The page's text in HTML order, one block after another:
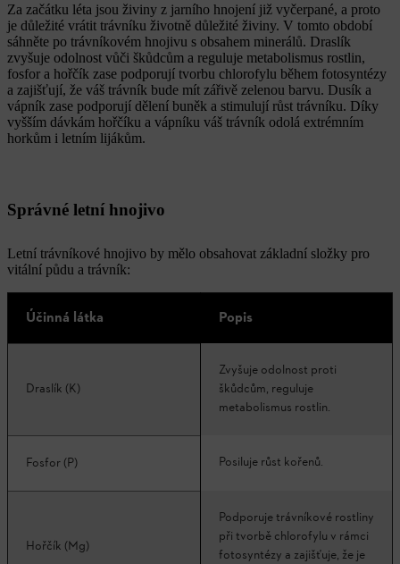
Za začátku léta jsou živiny z jarního hnojení již vyčerpané, a proto
je důležité vrátit trávníku životně důležité živiny. V tomto období
sáhněte po trávníkovém hnojivu s obsahem minerálů. Draslík
zvyšuje odolnost vůči škůdcům a reguluje metabolismus rostlin,
fosfor a hořčík zase podporují tvorbu chlorofylu během fotosyntézy
a zajišťují, že váš trávník bude mít zářivě zelenou barvu. Dusík a
vápník zase podporují dělení buněk a stimulují růst trávníku. Díky
vyšším dávkám hořčíku a vápníku váš trávník odolá extrémním
horkům i letním lijákům.
Správné letní hnojivo
Letní trávníkové hnojivo by mělo obsahovat základní složky pro
vitální půdu a trávník:
Účinná látka Popis
Draslík (K)
Zvyšuje odolnost proti
škůdcům, reguluje
metabolismus rostlin.
Fosfor (P) Posiluje růst kořenů.
Hořčík (Mg)
Podporuje trávníkové rostliny
při tvorbě chlorofylu v rámci
fotosyntézy a zajišťuje, že je